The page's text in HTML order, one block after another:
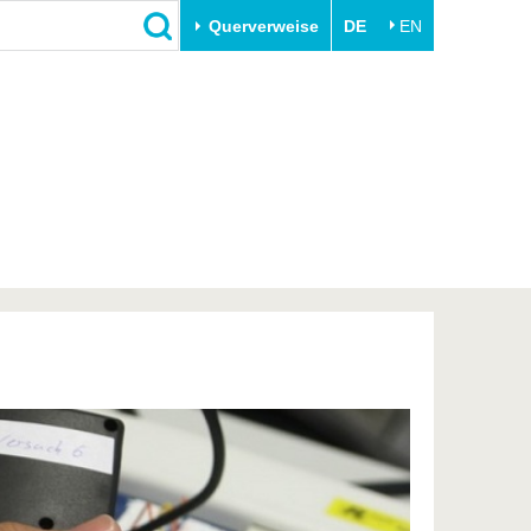
Querverweise DE EN
Innovative Transferprojekte
BTU & Region erleben